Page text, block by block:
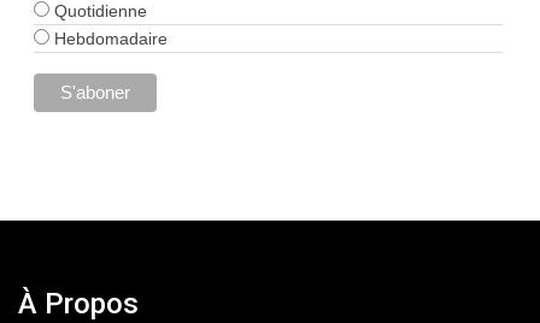
Quotidienne
Hebdomadaire
À Propos